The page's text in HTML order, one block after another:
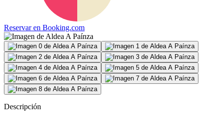
Reservar en Booking.com
Descripción